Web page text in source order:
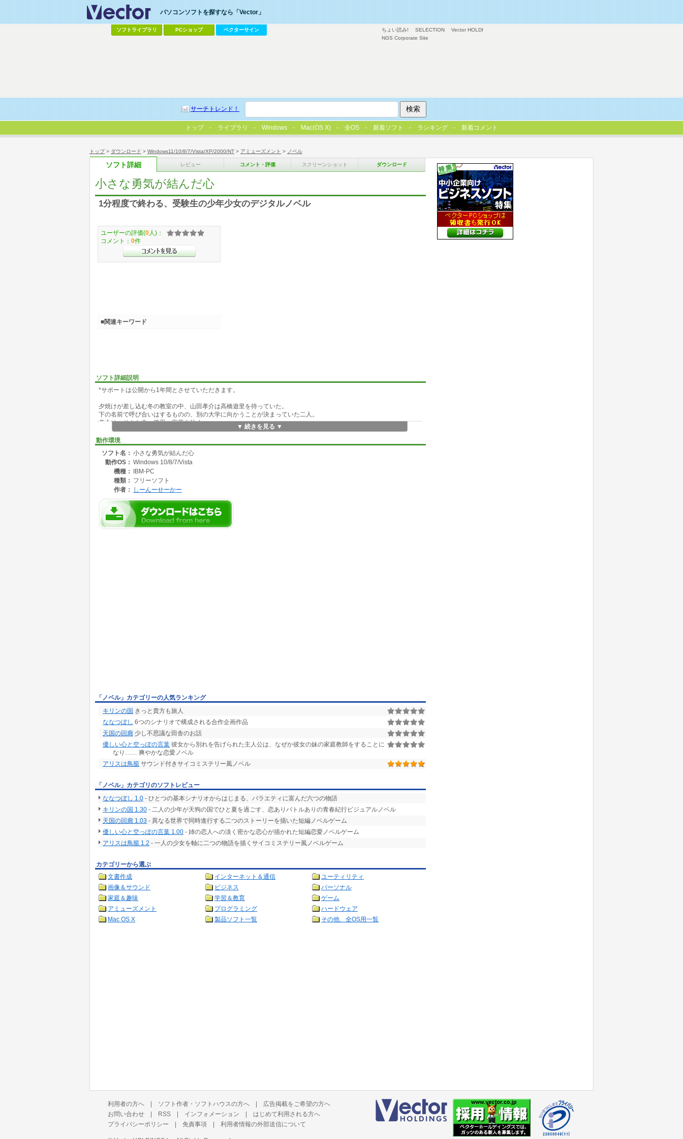
トップ> ダウンロード > Windows11/10/8/7/Vista/XP/2000/NT > アミューズメント > ノベル
ソフト詳細 レビュー コメント・評価 スクリーンショット ダウンロード
小さな勇気が結んだ心
1分程度で終わる、受験生の少年少女のデジタルノベル
ソフト詳細説明
*サポートは公開から1年間とさせていただきます。
夕焼けが差し込む冬の教室の中、山田孝介は高橋遊里を待っていた。
下の名前で呼び合いはするものの、別の大学に向かうことが決まっていた二人。
孝介は、そんな中、遊里へ言葉を紡ぐ。
勇気を出すか、逃げるか。
ちょっとした繋がりが、のちの二人を決める――。
そんな、デジタルノベル。
*立ち絵はありません。
ツール:NScripter2
プレイ時間:1分程度
システム:画面サイズ1280×720
▼ 続きを見る ▼
動作環境
ソフト名： 小さな勇気が結んだ心
動作OS： Windows 10/8/7/Vista
機種：
IBM-PC
種類： フリーソフト
作者：
しーんーせーかー
ユーザーの評価(0 人)：
コメント： 0件
■関連キーワード
「ノベル」カテゴリーの人気ランキング
キリンの国 きっと貴方も旅人
ななつぼし 6つのシナリオで構成される合作企画作品
天国の回廊 少し不思議な田舎のお話
優しい心と空っぽの言葉 彼女から別れを告げられた主人公は、なぜか彼女の妹の家庭教師をすることに
なり…… 爽やかな恋愛ノベル
アリスは鳥籠 サウンド付きサイコミステリー風ノベル
「ノベル」カテゴリのソフトレビュー
ななつぼし 1.0 - ひとつの基本シナリオからはじまる、バラエティに富んだ六つの物語
キリンの国 1.30 - 二人の少年が天狗の国でひと夏を過ごす、恋ありバトルありの青春紀行ビジュアルノベル
天国の回廊 1.03 - 異なる世界で同時進行する二つのストーリーを描いた短編ノベルゲーム
優しい心と空っぽの言葉 1.00 - 姉の恋人への淡く密かな恋心が描かれた短編恋愛ノベルゲーム
アリスは鳥籠 1.2 - 一人の少女を軸に二つの物語を描くサイコミステリー風ノベルゲーム
カテゴリーから選ぶ
文書作成
インターネット＆通信
ユーティリティ
画像＆サウンド
ビジネス
パーソナル
家庭＆趣味
学習＆教育
ゲーム
アミューズメント
プログラミング
ハードウェア
Mac OS X
製品ソフト一覧 その他、全OS用一覧
ちょい読み! SELECTION
Vector HOLDI
NGS Corporate Site
パソコンソフトを探すなら「Vector」
ソフトライブラリ PCショップ ベクターサイン
サーチトレンド！
トップ ライブラリ Windows Mac(OS X) 全OS 新着ソフト ランキング 新着コメント
利用者の方へ | ソフト作者・ソフトハウスの方へ | 広告掲載をご希望の方へ
お問い合わせ | RSS | インフォメーション | はじめて利用される方へ
プライバシーポリシー | 免責事項 | 利用者情報の外部送信について